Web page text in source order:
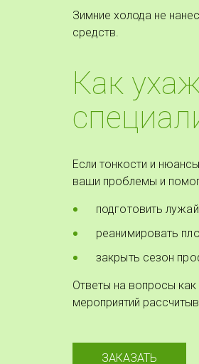
Зимние холода не
средств.
Как
Если тонкости и
ваши проблемы и
подготовить
реанимировать
закрыть сезон
Ответы на вопросы
мероприятий
ЗАКАЗАТЬ